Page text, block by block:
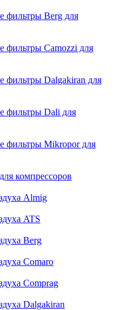
фильтры Berg для
фильтры Camozzi для
фильтры Dalgakiran для
фильтры Dali для
фильтры Mikropor для
компрессоров
Almig
ATS
Berg
Comaro
Comprag
Dalgakiran